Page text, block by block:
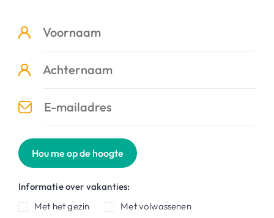
Hou me op de hoogte
Informatie over vakanties:
Met het gezin
Met volwassenen